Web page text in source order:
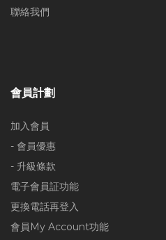
聯絡我們
會員計劃
加入會員
- 會員優惠
- 升級條款
電子會員証功能
更換電話再登入
會員My Account功能